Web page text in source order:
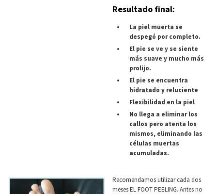
Resultado final:
La piel muerta se
despegó por completo.
El pie se ve y se siente
más suave y mucho más
prolijo.
El pie se encuentra
hidratado y reluciente
Flexibilidad en la piel
No llega a eliminar los
callos pero atenta los
mismos, eliminando las
células muertas
acumuladas.
Recomendamos utilizar cada dos
meses EL FOOT PEELING. Antes no